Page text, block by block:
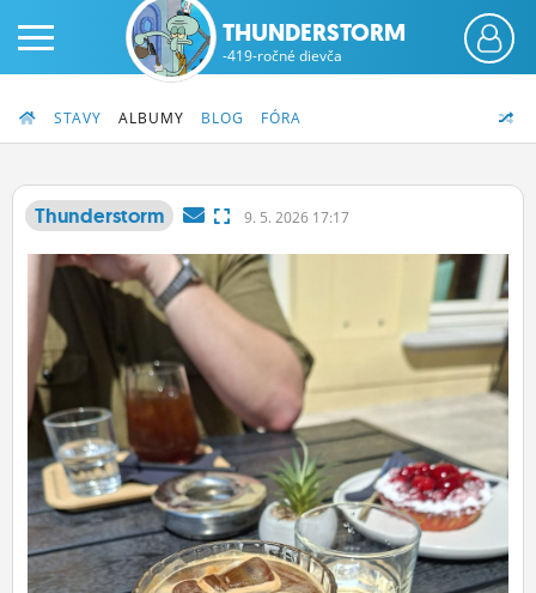
PRIHLÁS SA
ČINŽIAK
FÓRUM
STATUSY
BLOGY
OBRÁZKY
ĽUDIA
THUNDERSTORM
-419-ročné dievča
STAVY ALBUMY BLOG FÓRA
Thunderstorm 9. 5. 2026 17:17